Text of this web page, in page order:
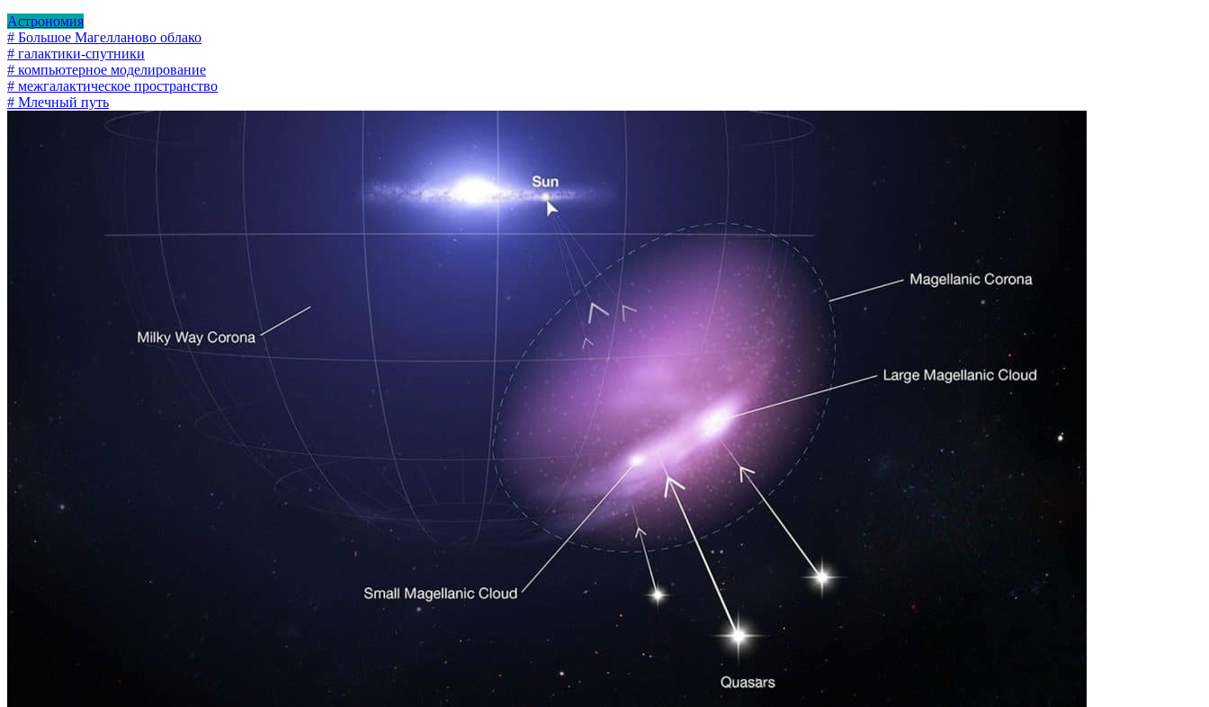
Астрономия
# Большое Магелланово облако
# галактики-спутники
# компьютерное моделирование
# межгалактическое пространство
# Млечный путь